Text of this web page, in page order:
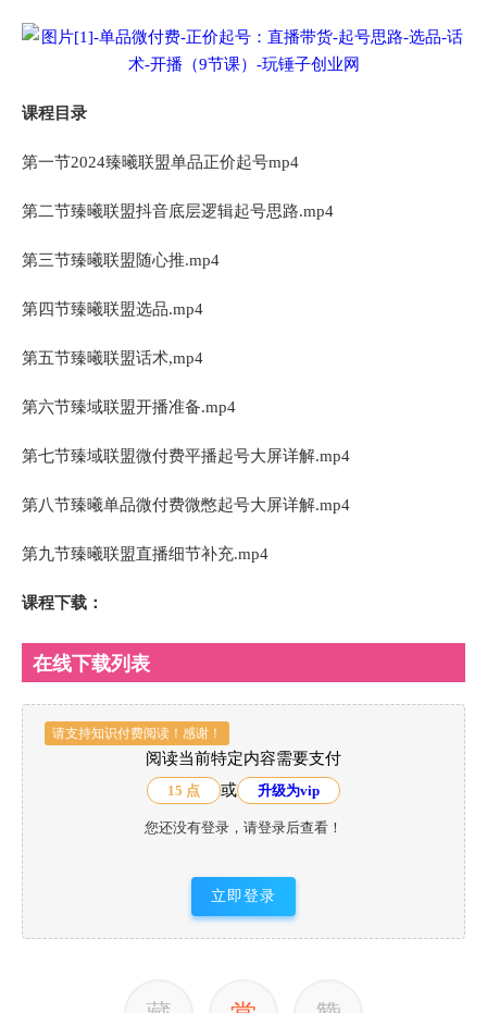
课程目录
第一节2024臻曦联盟单品正价起号mp4
第二节臻曦联盟抖音底层逻辑起号思路.mp4
第三节臻曦联盟随心推.mp4
第四节臻曦联盟选品.mp4
第五节臻曦联盟话术,mp4
第六节臻域联盟开播准备.mp4
第七节臻域联盟微付费平播起号大屏详解.mp4
第八节臻曦单品微付费微憋起号大屏详解.mp4
第九节臻曦联盟直播细节补充.mp4
课程下载：
在线下载列表
请支持知识付费阅读！感谢！
阅读当前特定内容需要支付
15 点 或 升级为vip
您还没有登录，请登录后查看！
立即登录